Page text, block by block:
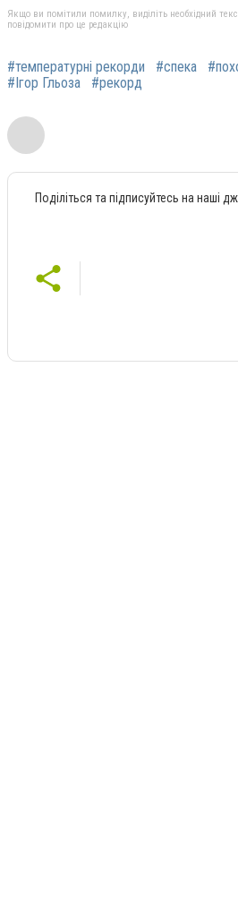
Якщо ви помітили помилку, виділіть необхідний
повідомити про це редакцію
#температурні рекорди #спека
#Ігор Гльоза
#рекорд
Поділіться та підписуйтесь на наші